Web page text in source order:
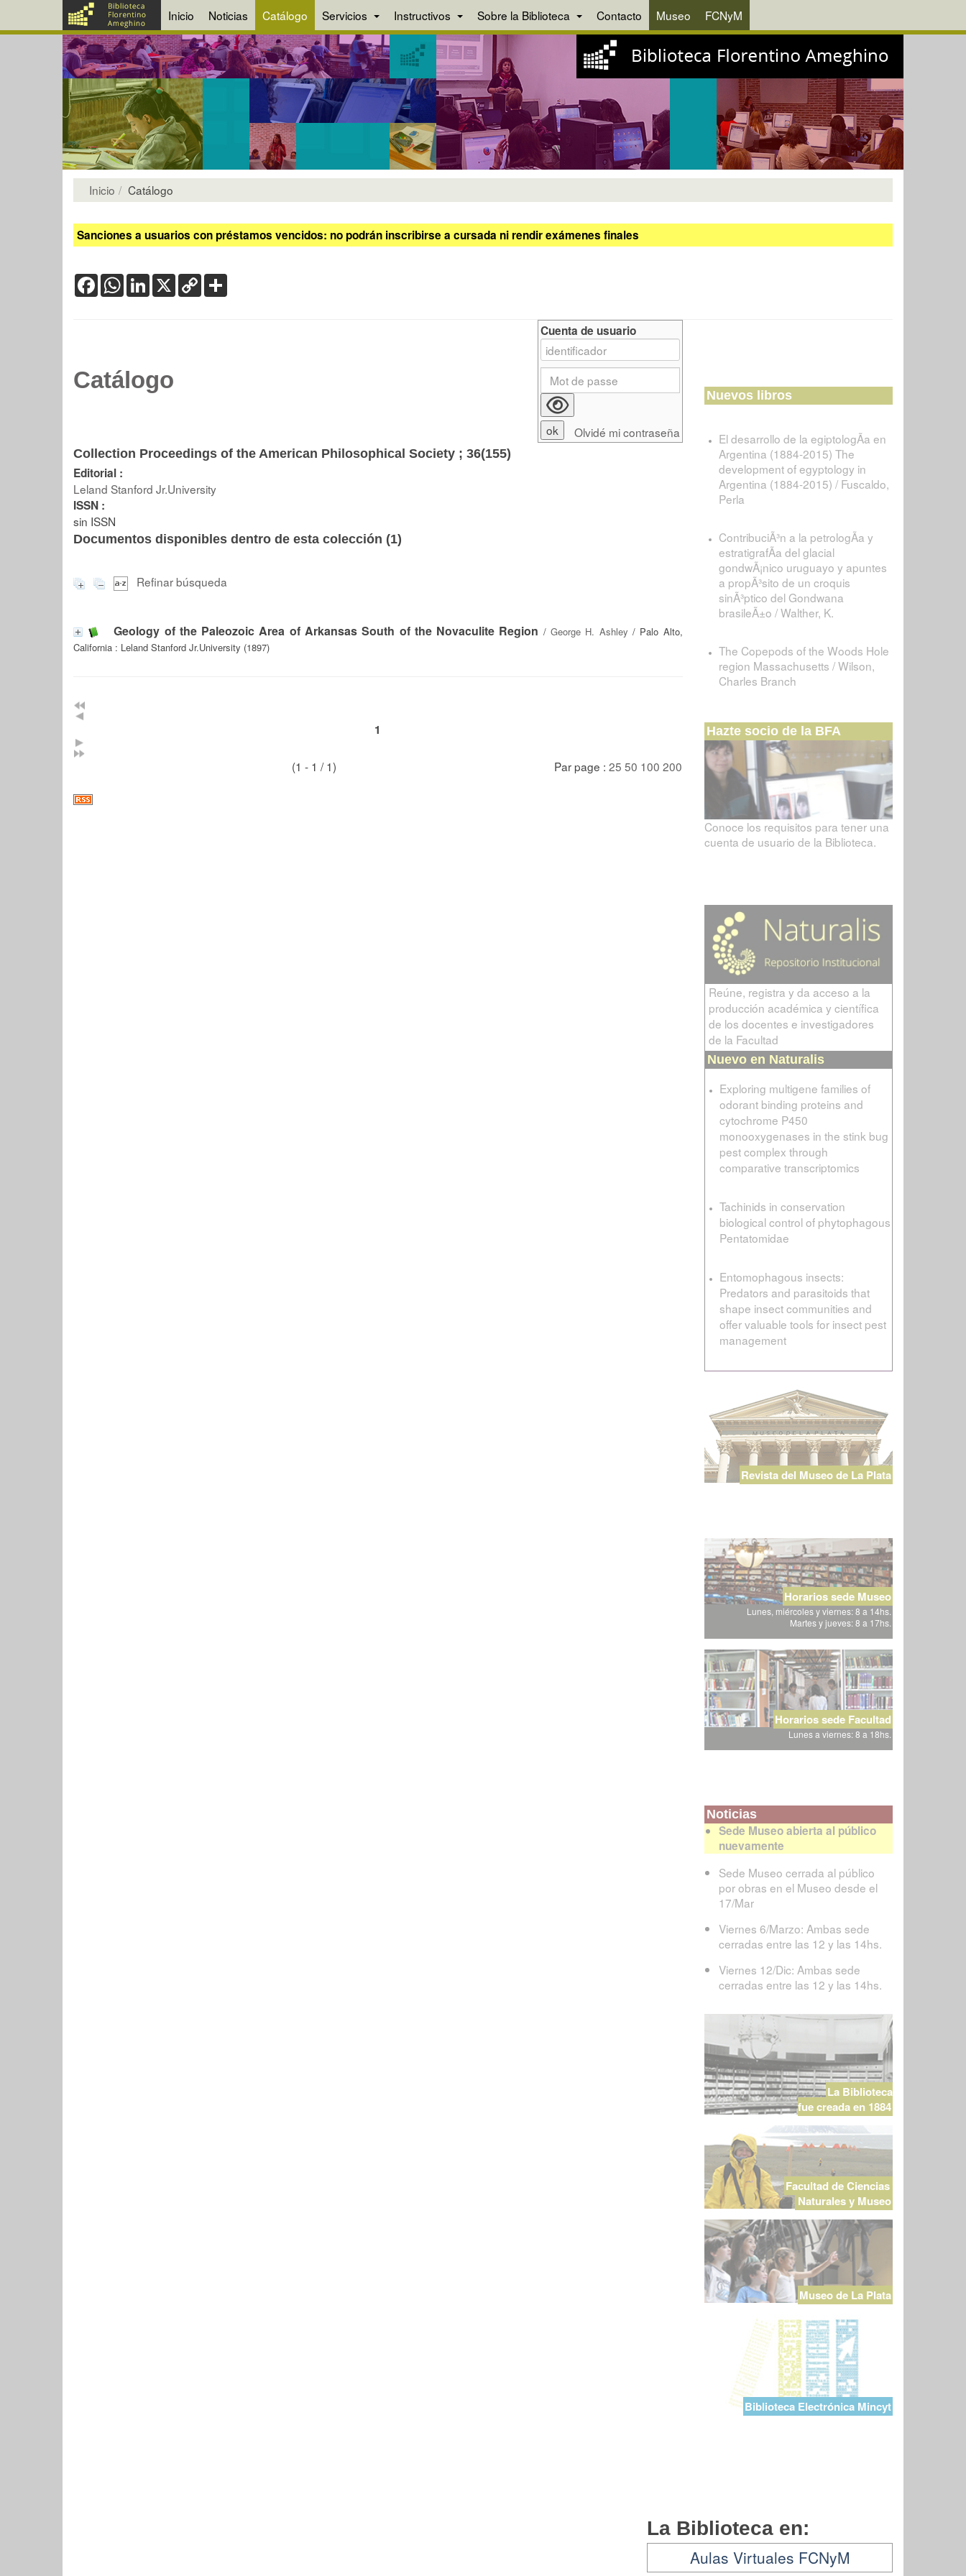
Inicio Noticias Catálogo Servicios Instructivos Sobre la Biblioteca Contacto Museo FCNyM
Inicio Catálogo
Sanciones a usuarios con préstamos vencidos: no podrán inscribirse a cursada ni rendir exámenes finales
FacebookWhatsApp
LinkedIn
X Copy
Link
Catálogo
Collection Proceedings of the American Philosophical Society ; 36(155)
Editorial :
Leland Stanford Jr.University
ISSN :
sin ISSN
Documentos disponibles dentro de esta colección (1)
Refinar búsqueda
Geology of the Paleozoic Area of Arkansas South of the Novaculite Region /George H. Ashley / Palo Alto,
California : Leland Stanford Jr.University (1897)
1
(1 - 1 / 1) Par page : 25 50 100 200
Cuenta de usuario
Olvidé mi contraseña
Nuevos libros
El desarrollo de la egiptologÃ­a en
Argentina (1884-2015) The
development of egyptology in
Argentina (1884-2015) / Fuscaldo,
Perla
ContribuciÃ³n a la petrologÃ­a y
estratigrafÃ­a del glacial
gondwÃ¡nico uruguayo y apuntes
a propÃ³sito de un croquis
sinÃ³ptico del Gondwana
brasileÃ±o / Walther, K.
The Copepods of the Woods Hole
region Massachusetts / Wilson,
Charles Branch
Hazte socio de la BFA
Conoce los requisitos para tener una
cuenta de usuario de la Biblioteca.
Reúne, registra y da acceso a la
producción académica y científica
de los docentes e investigadores
de la Facultad
Nuevo en Naturalis
Exploring multigene families of
odorant binding proteins and
cytochrome P450
monooxygenases in the stink bug
pest complex through
comparative transcriptomics
Tachinids in conservation
biological control of phytophagous
Pentatomidae
Entomophagous insects:
Predators and parasitoids that
shape insect communities and
offer valuable tools for insect pest
management
Revista del Museo de La Plata
Horarios sede Museo
Lunes, miércoles y viernes: 8 a 14hs.
Martes y jueves: 8 a 17hs.
Horarios sede Facultad
Lunes a viernes: 8 a 18hs.
Noticias
Sede Museo abierta al público
nuevamente
Sede Museo cerrada al público
por obras en el Museo desde el
17/Mar
Viernes 6/Marzo: Ambas sede
cerradas entre las 12 y las 14hs.
Viernes 12/Dic: Ambas sede
cerradas entre las 12 y las 14hs.
La Biblioteca
fue creada en 1884
Facultad de Ciencias
Naturales y Museo
Museo de La Plata
Biblioteca Electrónica Mincyt
La Biblioteca en:
Aulas Virtuales FCNyM